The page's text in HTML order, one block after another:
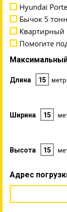
Hyundai
Бычок 5 тонн
Квартирный
Помогите
Длина 15
Ширина 15
Высота 15
Адрес